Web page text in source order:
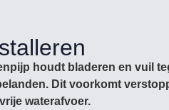
houdt bladeren en vuil
Dit voorkomt
waterafvoer.